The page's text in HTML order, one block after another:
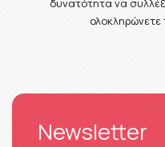
δυνατότητα να
Newsletter